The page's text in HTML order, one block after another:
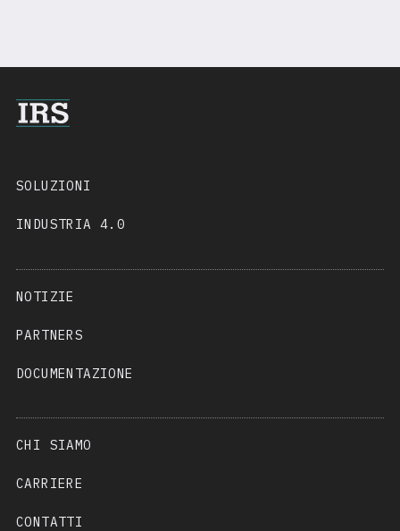
SOLUZIONI
INDUSTRIA 4.0
NOTIZIE
PARTNERS
DOCUMENTAZIONE
CHI SIAMO
CARRIERE
CONTATTI